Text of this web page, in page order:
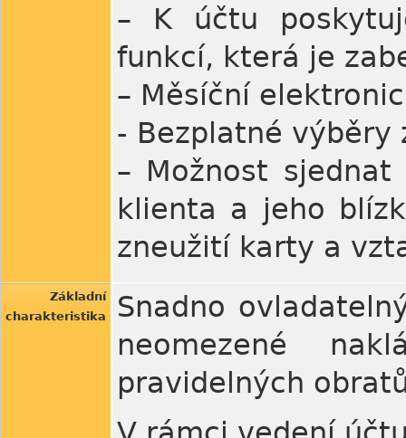
– K účtu
funkcí, která je
– Měsíční
- Bezplatné výběry
– Možnost
klienta a jeho
zneužití karty a
Základní
charakteristika
Snadno
neomezené
pravidelných